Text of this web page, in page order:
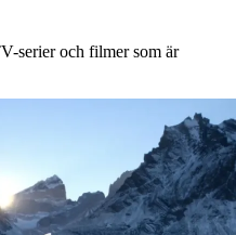
serier och filmer som är